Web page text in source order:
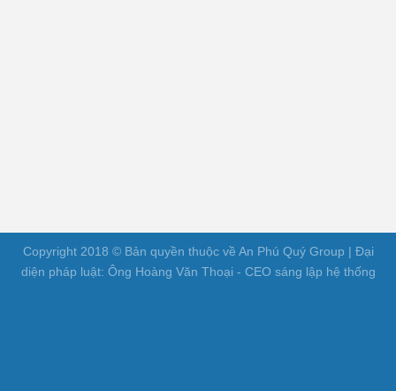
Copyright 2018 © Bản quyền thuộc về An Phú Quý Group | Đại
diện pháp luật: Ông Hoàng Văn Thoại - CEO sáng lập hệ thống